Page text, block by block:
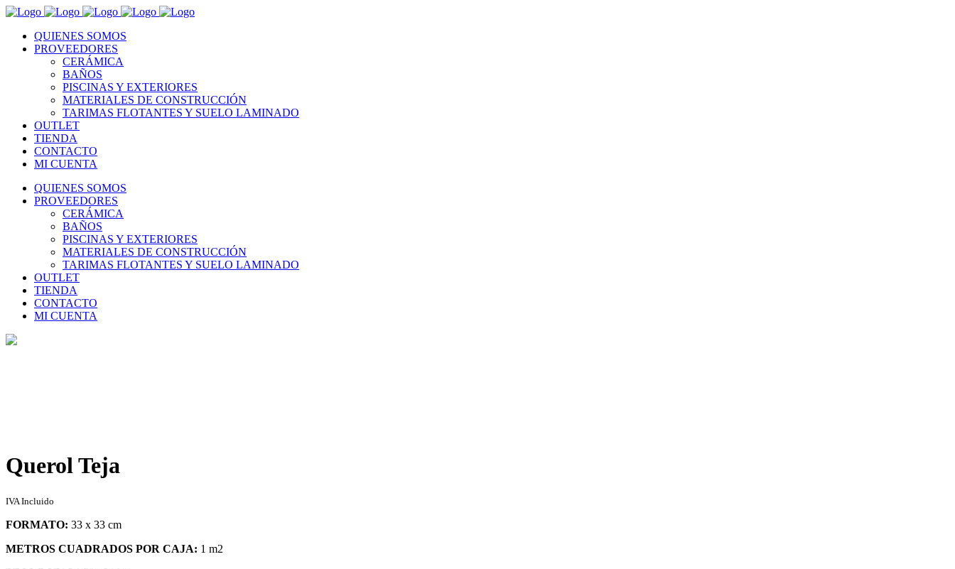
QUIENES SOMOS
PROVEEDORES
CERÁMICA
BAÑOS
PISCINAS Y EXTERIORES
MATERIALES DE CONSTRUCCIÓN
TARIMAS FLOTANTES Y SUELO LAMINADO
OUTLET
TIENDA
CONTACTO
MI CUENTA
QUIENES SOMOS
PROVEEDORES
CERÁMICA
BAÑOS
PISCINAS Y EXTERIORES
MATERIALES DE CONSTRUCCIÓN
TARIMAS FLOTANTES Y SUELO LAMINADO
OUTLET
TIENDA
CONTACTO
MI CUENTA
Querol Teja
IVA Incluido
FORMATO: 33 x 33 cm
METROS CUADRADOS POR CAJA: 1 m2